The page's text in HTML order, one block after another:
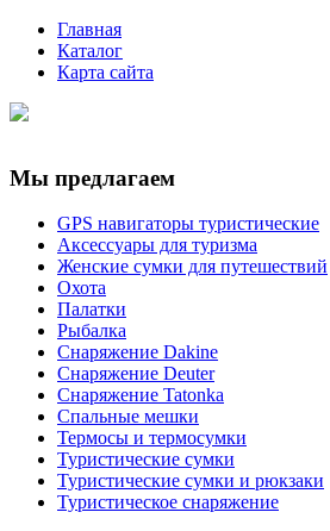
Главная
Каталог
Карта сайта
Мы предлагаем
GPS навигаторы туристические
Аксессуары для туризма
Женские сумки для путешествий
Охота
Палатки
Рыбалка
Снаряжение Dakine
Снаряжение Deuter
Снаряжение Tatonka
Спальные мешки
Термосы и термосумки
Туристические сумки
Туристические сумки и рюкзаки
Туристическое снаряжение